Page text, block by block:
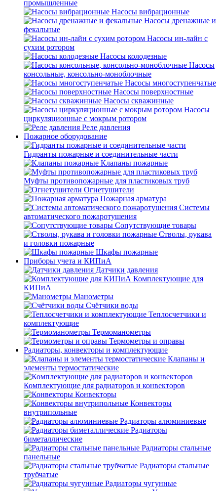
промышленные
Насосы вибрационные
Насосы дренажные и
фекальные
Насосы ин-лайн с
сухим ротором
Насосы колодезные
Насосы
консольные, консольно-моноблочные
Насосы многоступенчатые
Насосы поверхностные
Насосы скважинные
Насосы
циркуляционные с мокрым ротором
Реле давления
Пожарное оборудование
Гидранты пожарные и соединительные части
Клапаны пожарные
Муфты противопожарные для пластиковых труб
Огнетушители
Пожарная арматура
Системы
автоматического пожаротушения
Сопутствующие товары
Стволы, рукава
и головки пожарные
Шкафы пожарные
Приборы учета и КИПиА
Датчики давления
Комплектующие для
КИПиА
Манометры
Счётчики воды
Теплосчетчики и
комплектующие
Термоманометры
Термометры и оправы
Радиаторы, конвекторы и комплектующие
Клапаны и
элементы термостатические
Комплектующие для радиаторов и конвекторов
Конвекторы
Конвекторы
внутрипольные
Радиаторы алюминиевые
Радиаторы
биметаллические
Радиаторы стальные
панельные
Радиаторы стальные
трубчатые
Радиаторы чугунные